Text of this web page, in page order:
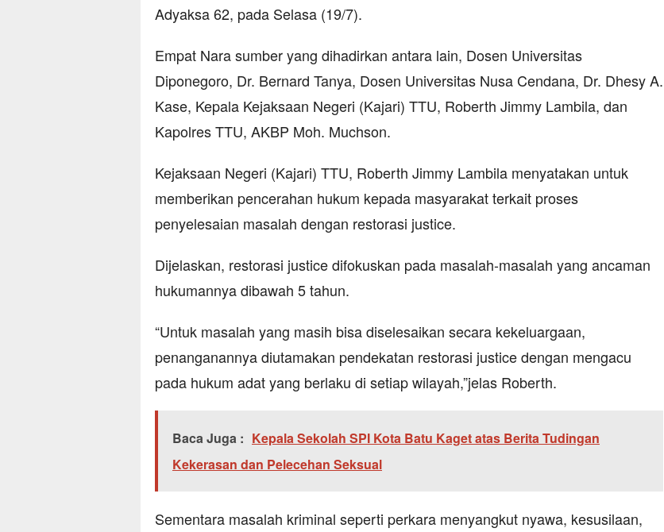
Adyaksa 62, pada Selasa (19/7).
Empat Nara sumber yang dihadirkan antara lain, Dosen Universitas
Diponegoro, Dr. Bernard Tanya, Dosen Universitas Nusa Cendana, Dr. Dhesy A.
Kase, Kepala Kejaksaan Negeri (Kajari) TTU, Roberth Jimmy Lambila, dan
Kapolres TTU, AKBP Moh. Muchson.
Kejaksaan Negeri (Kajari) TTU, Roberth Jimmy Lambila menyatakan untuk
memberikan pencerahan hukum kepada masyarakat terkait proses
penyelesaian masalah dengan restorasi justice.
Dijelaskan, restorasi justice difokuskan pada masalah-masalah yang ancaman
hukumannya dibawah 5 tahun.
“Untuk masalah yang masih bisa diselesaikan secara kekeluargaan,
penanganannya diutamakan pendekatan restorasi justice dengan mengacu
pada hukum adat yang berlaku di setiap wilayah,”jelas Roberth.
Baca Juga : Kepala Sekolah SPI Kota Batu Kaget atas Berita Tudingan
Kekerasan dan Pelecehan Seksual
Sementara masalah kriminal seperti perkara menyangkut nyawa, kesusilaan,